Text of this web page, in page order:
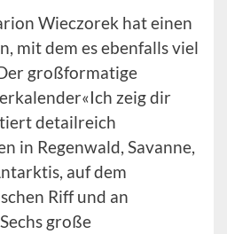
Wieczorek hat einen
mit dem es ebenfalls viel
großformatige
zeig dir
detailreich
in Regenwald, Savanne,
auf dem
Riff und an
große